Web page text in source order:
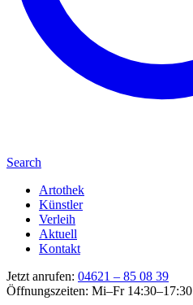
Search
Artothek
Künstler
Verleih
Aktuell
Kontakt
Jetzt anrufen: 04621 – 85 08 39
Öffnungszeiten: Mi–Fr 14:30–17:30